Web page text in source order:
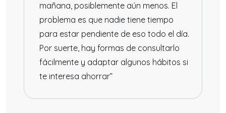
mañana, posiblemente aún menos. El
problema es que nadie tiene tiempo
para estar pendiente de eso todo el día.
Por suerte, hay formas de consultarlo
fácilmente y adaptar algunos hábitos si
te interesa ahorrar”